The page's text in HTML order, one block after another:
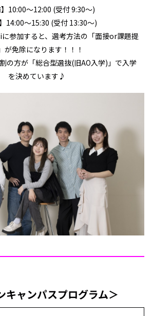
】10:00～12:00 (受付 9:30～)
】14:00～15:30 (受付 13:30～)
参加すると、選考方法の「面接or課題提
が免除になります！！！
の方が「総合型選抜(旧AO入学)」で入学
を決めています♪
キャンパスプログラム＞